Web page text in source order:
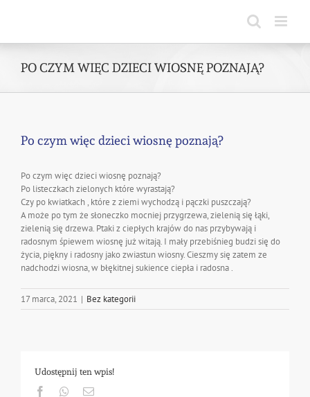
PO CZYM WIĘC DZIECI WIOSNĘ POZNAJĄ?
Po czym więc dzieci wiosnę poznają?
Po czym więc dzieci wiosnę poznają?
Po listeczkach zielonych które wyrastają?
Czy po kwiatkach , które z ziemi wychodzą i pączki puszczają?
A może po tym że słoneczko mocniej przygrzewa, zielenią się łąki,
zielenią się drzewa. Ptaki z ciepłych krajów do nas przybywają i
radosnym śpiewem wiosnę już witają. I mały przebiśnieg budzi się do
życia, piękny i radosny jako zwiastun wiosny. Cieszmy się zatem ze
nadchodzi wiosna, w błękitnej sukience ciepła i radosna .
17 marca, 2021 | Bez kategorii
Udostępnij ten wpis!
FacebookWhatsapp
Email